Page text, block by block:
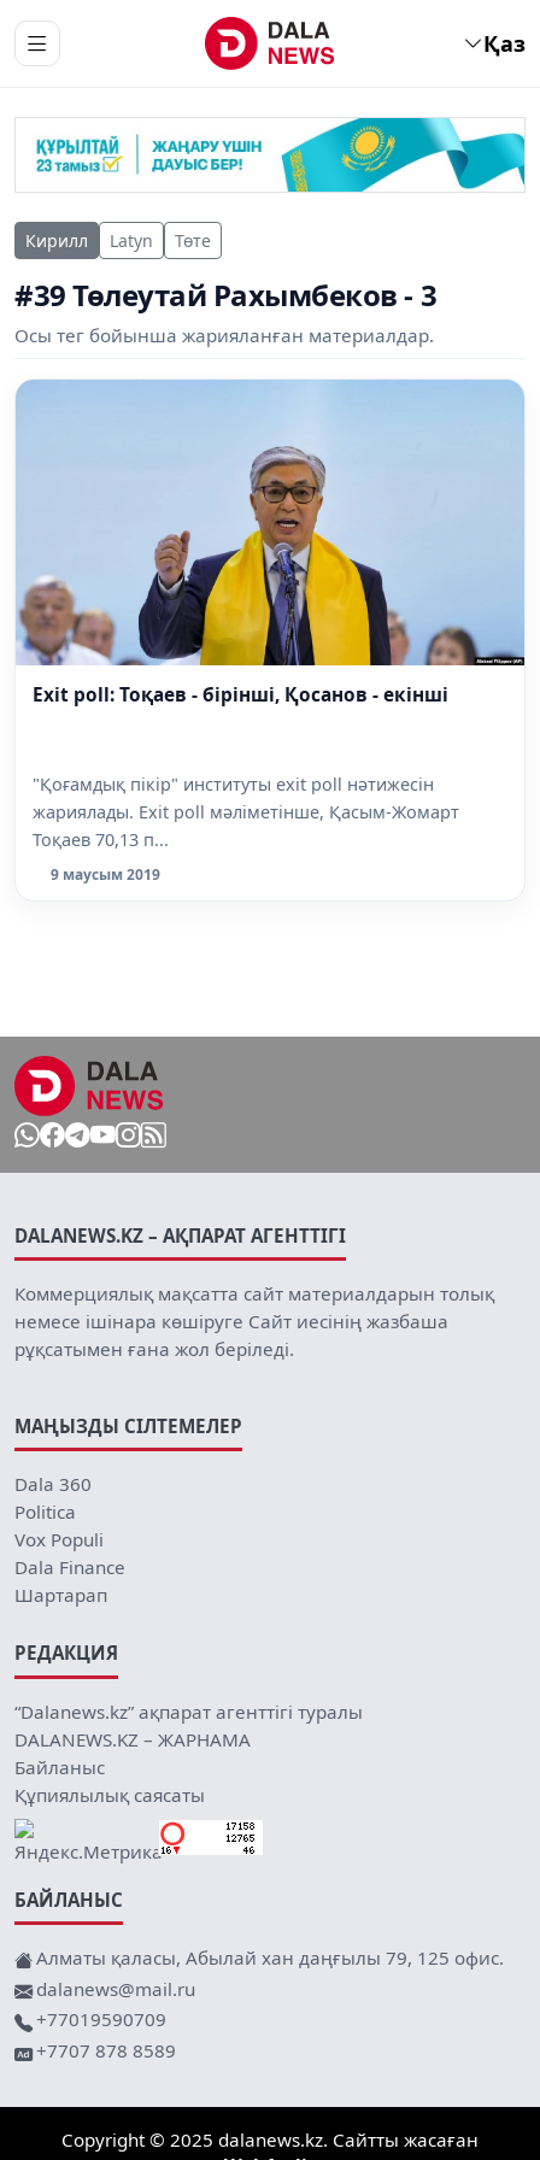
Қаз
Кирилл Latyn Төте
#39 Төлеутай Рахымбеков - 3
Осы тег бойынша жарияланған материалдар.
Exit poll: Тоқаев - бірінші, Қосанов - екінші
"Қоғамдық пікір" институты exit poll нәтижесін
жариялады. Exit poll мәліметінше, Қасым-Жомарт
Тоқаев 70,13 п...
9 маусым 2019
DALANEWS.KZ – АҚПАРАТ АГЕНТТІГІ
Коммерциялық мақсатта сайт материалдарын толық
немесе ішінара көшіруге Сайт иесінің жазбаша
рұқсатымен ғана жол беріледі.
МАҢЫЗДЫ СІЛТЕМЕЛЕР
Dala 360
Politica
Vox Populi
Dala Finance
Шартарап
РЕДАКЦИЯ
“Dalanews.kz” ақпарат агенттігі туралы
DALANEWS.KZ – ЖАРНАМА
Байланыс
Құпиялылық саясаты
БАЙЛАНЫС
Алматы қаласы, Абылай хан даңғылы 79, 125 офис.
dalanews@mail.ru
+77019590709
+7707 878 8589
Copyright © 2025 dalanews.kz. Сайтты жасаған